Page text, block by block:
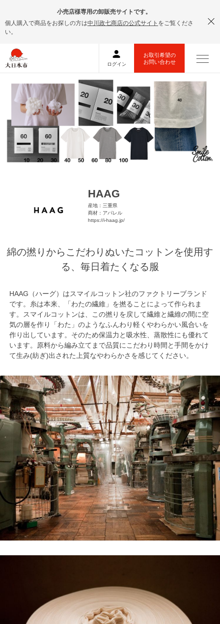
小売店様専用の卸販売サイトです。
個人購入で商品をお探しの方は中川政七商店の公式サイト をご覧くださ
い。
HAAG
産地：三重県
商材：アパレル
https://i-haag.jp/
綿の撚りからこだわりぬいたコットンを使用す
る、毎日着たくなる服
HAAG（ハーグ）はスマイルコットン社のファクトリーブランド
です。糸は本来、「わたの繊維」を撚ることによって作られま
す。スマイルコットンは、この撚りを戻して繊維と繊維の間に空
気の層を作り「わた」のようなふんわり軽くやわらかい風合いを
作り出しています。そのため保温力と吸水性、蒸散性にも優れて
います。原料から編み立てまで品質にこだわり時間と手間をかけ
て生み(紡ぎ)出された上質なやわらかさを感じてください。